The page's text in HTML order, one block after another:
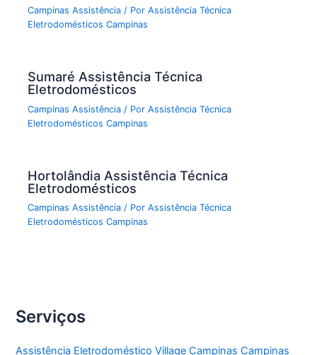
Campinas Assistência / PorAssistência Técnica
Eletrodomésticos Campinas
Sumaré Assistência Técnica
Eletrodomésticos
Campinas Assistência / PorAssistência Técnica
Eletrodomésticos Campinas
Hortolândia Assistência Técnica
Eletrodomésticos
Campinas Assistência / PorAssistência Técnica
Eletrodomésticos Campinas
Serviços
Assistência Eletrodoméstico Village Campinas Campinas